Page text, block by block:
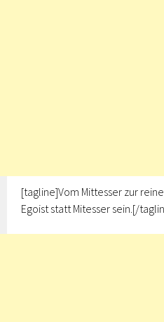
[tagline]Vom Mittesser zur
Egoist statt Mitesser sein.[/